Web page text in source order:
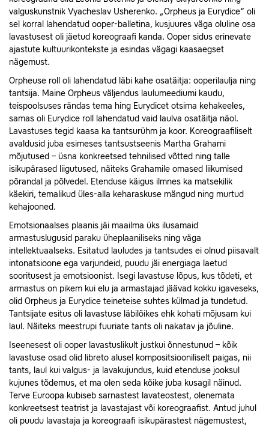
valguskunstnik Vyacheslav Usherenko. „Orpheus ja Eurydice“ oli
sel korral lahendatud ooper-balletina, kusjuures väga oluline osa
lavastusest oli jäetud koreograafi kanda. Ooper sidus erinevate
ajastute kultuurikontekste ja esindas vägagi kaasaegset
nägemust.
Orpheuse roll oli lahendatud läbi kahe osatäitja: ooperilaulja ning
tantsija. Maine Orpheus väljendus laulumeediumi kaudu,
teispoolsuses rändas tema hing Eurydicet otsima kehakeeles,
samas oli Eurydice roll lahendatud vaid laulva osatäitja näol.
Lavastuses tegid kaasa ka tantsurühm ja koor. Koreograafiliselt
avaldusid juba esimeses tantsustseenis Martha Grahami
mõjutused – üsna konkreetsed tehnilised võtted ning talle
isikupärased liigutused, näiteks Grahamile omased liikumised
põrandal ja põlvedel. Etenduse käigus ilmnes ka matsekilik
käekiri, temalikud üles-alla keharaskuse mängud ning murtud
kehajooned.
Emotsionaalses plaanis jäi maailma üks ilusamaid
armastuslugusid paraku üheplaaniliseks ning väga
intellektuaalseks. Esitatud lauludes ja tantsudes ei olnud piisavalt
intonatsioone ega varjundeid, puudu jäi energiaga laetud
sooritusest ja emotsioonist. Isegi lavastuse lõpus, kus tõdeti, et
armastus on pikem kui elu ja armastajad jäävad kokku igaveseks,
olid Orpheus ja Eurydice teineteise suhtes külmad ja tundetud.
Tantsijate esitus oli lavastuse läbilõikes ehk kohati mõjusam kui
laul. Näiteks meestrupi fuuriate tants oli nakatav ja jõuline.
Iseenesest oli ooper lavastuslikult justkui õnnestunud – kõik
lavastuse osad olid libreto alusel kompositsiooniliselt paigas, nii
tants, laul kui valgus- ja lavakujundus, kuid etenduse jooksul
kujunes tõdemus, et ma olen seda kõike juba kusagil näinud.
Terve Euroopa kubiseb sarnastest lavateostest, olenemata
konkreetsest teatrist ja lavastajast või koreograafist. Antud juhul
oli puudu lavastaja ja koreograafi isikupärastest nägemustest,